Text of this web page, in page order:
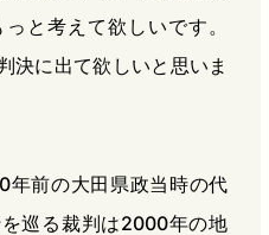
と考えて欲しいです。
決に出て欲しいと思いま
年前の大田県政当時の代
巡る裁判は2000年の地